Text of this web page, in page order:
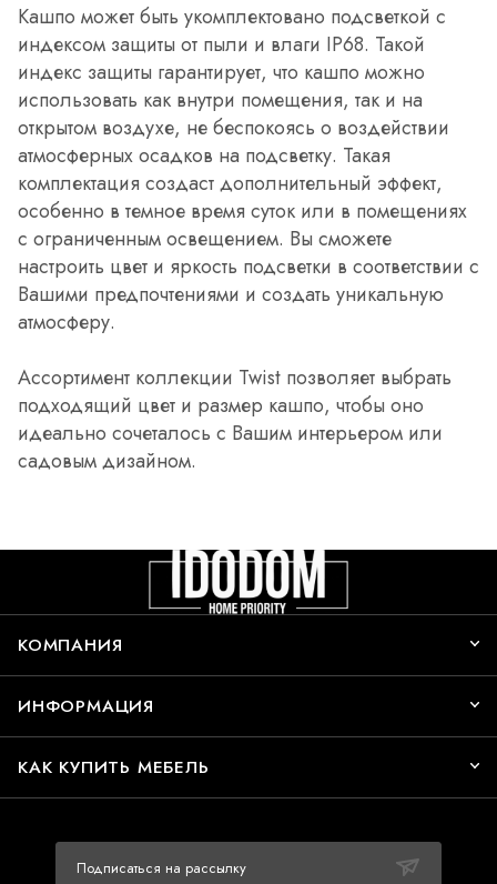
Кашпо может быть укомплектовано подсветкой с
индексом защиты от пыли и влаги IP68. Такой
индекс защиты гарантирует, что кашпо можно
использовать как внутри помещения, так и на
открытом воздухе, не беспокоясь о воздействии
атмосферных осадков на подсветку. Такая
комплектация создаст дополнительный эффект,
особенно в темное время суток или в помещениях
с ограниченным освещением. Вы сможете
настроить цвет и яркость подсветки в соответствии с
Вашими предпочтениями и создать уникальную
атмосферу.
Ассортимент коллекции Twist позволяет выбрать
подходящий цвет и размер кашпо, чтобы оно
идеально сочеталось с Вашим интерьером или
садовым дизайном.
КОМПАНИЯ
ИНФОРМАЦИЯ
КАК КУПИТЬ МЕБЕЛЬ
Подписаться на рассылку